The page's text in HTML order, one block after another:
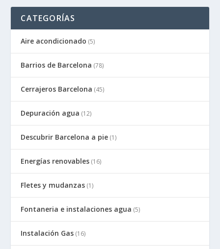
CATEGORÍAS
Aire acondicionado (5)
Barrios de Barcelona (78)
Cerrajeros Barcelona (45)
Depuración agua (12)
Descubrir Barcelona a pie (1)
Energías renovables (16)
Fletes y mudanzas (1)
Fontaneria e instalaciones agua (5)
Instalación Gas (16)